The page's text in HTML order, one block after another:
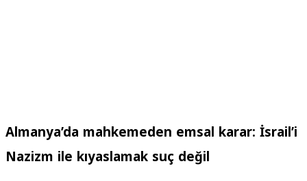
Almanya’da mahkemeden emsal karar: İsrail’i
Nazizm ile kıyaslamak suç değil